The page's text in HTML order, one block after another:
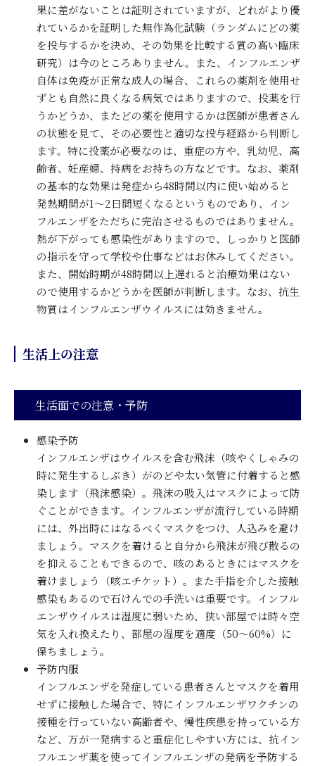
果に差がないことは証明されていますが、どれがより優
れているかを証明した無作為化試験（ランダムにどの薬
を投与するかを決め、その効果を比較する質の高い臨床
研究）は今のところありません。また、インフルエンザ
自体は免疫が正常な成人の場合、これらの薬剤を使用せ
ずとも自然に良くなる病気ではありますので、投薬を行
うかどうか、またどの薬を使用するかは医師が患者さん
の状態を見て、その必要性と適切な投与経路から判断し
ます。特に投薬が必要なのは、重症の方や、乳幼児、高
齢者、妊産婦、持病をお持ちの方などです。なお、薬剤
の基本的な効果は発症から48時間以内に使い始めると
発熱期間が1～2日間短くなるというものであり、イン
フルエンザをただちに完治させるものではありません。
熱が下がっても感染性がありますので、しっかりと医師
の指示を守って学校や仕事などはお休みしてください。
また、開始時期が48時間以上遅れると治療効果はない
ので使用するかどうかを医師が判断します。なお、抗生
物質はインフルエンザウイルスには効きません。
生活上の注意
生活面での注意・予防
感染予防
インフルエンザはウイルスを含む飛沫（咳やくしゃみの
時に発生するしぶき）がのどや太い気管に付着すると感
染します（飛沫感染）。飛沫の吸入はマスクによって防
ぐことができます。インフルエンザが流行している時期
には、外出時にはなるべくマスクをつけ、人込みを避け
ましょう。マスクを着けると自分から飛沫が飛び散るの
を抑えることもできるので、咳のあるときにはマスクを
着けましょう（咳エチケット）。また手指を介した接触
感染もあるので石けんでの手洗いは重要です。インフル
エンザウイルスは湿度に弱いため、狭い部屋では時々空
気を入れ換えたり、部屋の湿度を適度（50～60%）に
保ちましょう。
予防内服
インフルエンザを発症している患者さんとマスクを着用
せずに接触した場合で、特にインフルエンザワクチンの
接種を行っていない高齢者や、慢性疾患を持っている方
など、万が一発病すると重症化しやすい方には、抗イン
フルエンザ薬を使ってインフルエンザの発病を予防する